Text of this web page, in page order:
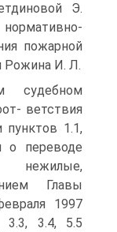
Э.
пожарной
Рожина И. Л.
судебном
ветствия
пунктов 1.1,
о переводе
Главы
1997
3.4, 5.5